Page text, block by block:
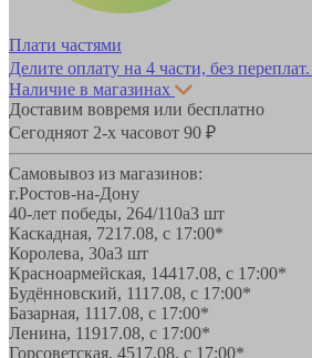
Плати частями
Делите оплату на 4 части, без переплат.
Наличие в магазинах
Доставим вовремя или бесплатно
Сегодняот 2-х часовот 90 ₽
Самовывоз из магазинов:
г.Ростов-на-Дону
40-лет победы, 264/110а3 шт
Каскадная, 7217.08, с 17:00*
Королева, 30а3 шт
Красноармейская, 14417.08, с 17:00*
Будённовский, 1117.08, с 17:00*
Базарная, 1117.08, с 17:00*
Ленина, 11917.08, с 17:00*
Горсоветская, 4517.08, с 17:00*